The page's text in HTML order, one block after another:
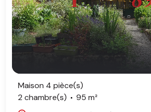
Maison 4 pièce(s)
2 chambre(s)
95 m²